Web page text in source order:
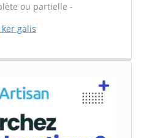
ou partielle -
galis